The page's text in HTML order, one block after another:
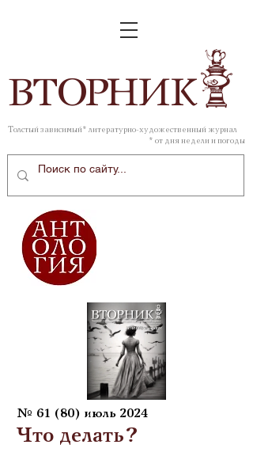
ВТОРНИК
Толстый зависимый* литературно-художественный журнал
* от дня недели и погоды
№ 61 (80) июль 2024
Что делать?